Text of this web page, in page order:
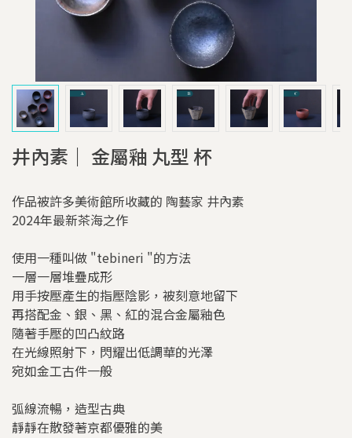
井內素｜ 金屬釉 丸型 杯
作品被許多美術館所收藏的 陶藝家 井內素
2024年最新茶海之作
使用一種叫做 "tebineri "的方法
一層一層堆疊成形
用手按壓產生的指壓陰影，被刻意地留下
再搭配金、銀、黑、紅的混合金屬釉色
隨著手壓的凹凸紋路
在光線照射下，閃耀出低調華的光澤
宛如金工古件一般
弧線流暢，造型古典
靜靜在散發著京都優雅的美